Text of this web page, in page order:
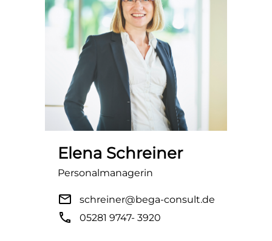
Elena Schreiner
Personalmanagerin
mail schreiner@bega-consult.de
phone 05281 9747- 3920